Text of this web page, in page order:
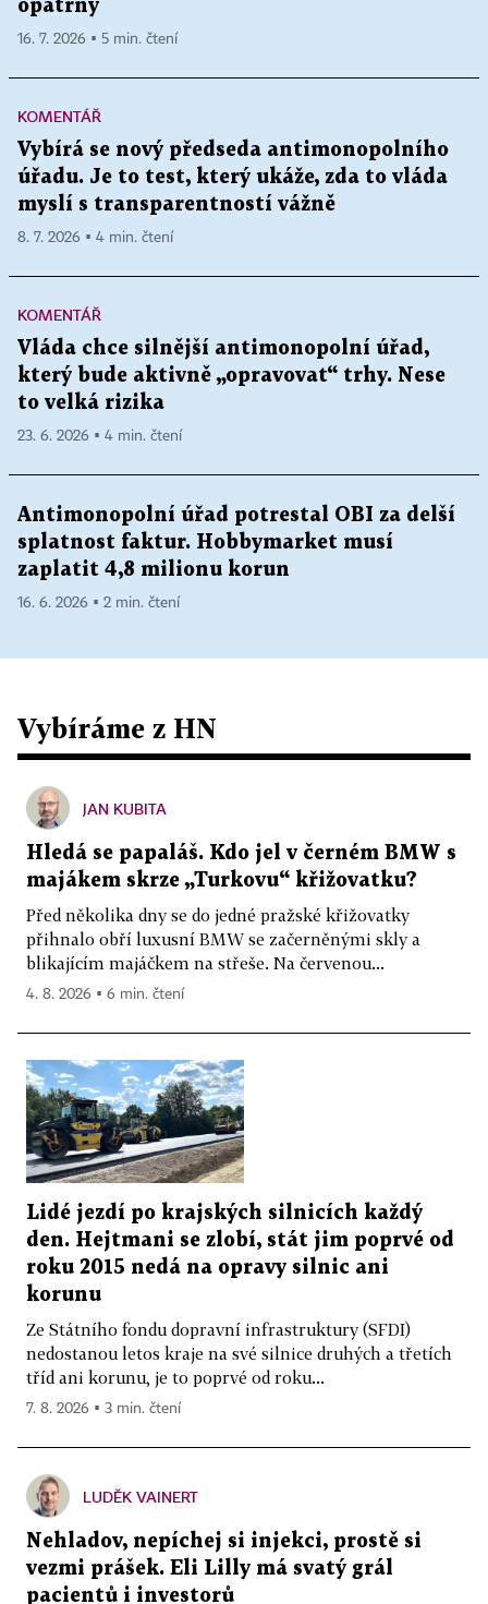
opatrný
16. 7. 2026 ▪ 5 min. čtení
KOMENTÁŘ
Vybírá se nový předseda antimonopolního
úřadu. Je to test, který ukáže, zda to vláda
myslí s transparentností vážně
8. 7. 2026 ▪ 4 min. čtení
KOMENTÁŘ
Vláda chce silnější antimonopolní úřad,
který bude aktivně „opravovat“ trhy. Nese
to velká rizika
23. 6. 2026 ▪ 4 min. čtení
Antimonopolní úřad potrestal OBI za delší
splatnost faktur. Hobbymarket musí
zaplatit 4,8 milionu korun
16. 6. 2026 ▪ 2 min. čtení
Vybíráme z HN
JAN KUBITA
Hledá se papaláš. Kdo jel v černém BMW s
majákem skrze „Turkovu“ křižovatku?
Před několika dny se do jedné pražské křižovatky
přihnalo obří luxusní BMW se začerněnými skly a
blikajícím majáčkem na střeše. Na červenou...
4. 8. 2026 ▪ 6 min. čtení
Lidé jezdí po krajských silnicích každý
den. Hejtmani se zlobí, stát jim poprvé od
roku 2015 nedá na opravy silnic ani
korunu
Ze Státního fondu dopravní infrastruktury (SFDI)
nedostanou letos kraje na své silnice druhých a třetích
tříd ani korunu, je to poprvé od roku...
7. 8. 2026 ▪ 3 min. čtení
LUDĚK VAINERT
Nehladov, nepíchej si injekci, prostě si
vezmi prášek. Eli Lilly má svatý grál
pacientů i investorů